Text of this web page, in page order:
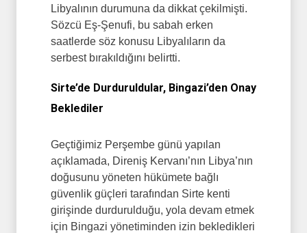
Libyalının durumuna da dikkat çekilmişti.
Sözcü Eş-Şenufi, bu sabah erken
saatlerde söz konusu Libyalıların da
serbest bırakıldığını belirtti.
Sirte’de Durduruldular, Bingazi’den Onay
Beklediler
Geçtiğimiz Perşembe günü yapılan
açıklamada, Direniş Kervanı’nın Libya’nın
doğusunu yöneten hükümete bağlı
güvenlik güçleri tarafından Sirte kenti
girişinde durdurulduğu, yola devam etmek
için Bingazi yönetiminden izin bekledikleri